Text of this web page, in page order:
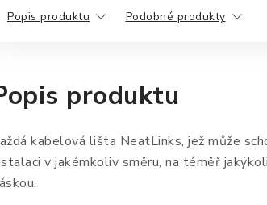
Popis produktu Podobné produkty
produktu
kabelová lišta NeatLinks, jež může
v jakémkoliv směru, na téměř